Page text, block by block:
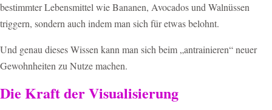
bestimmter Lebensmittel wie Bananen, Avocados und Walnüssen
triggern, sondern auch indem man sich für etwas belohnt.
Und genau dieses Wissen kann man sich beim „antrainieren“ neuer
Gewohnheiten zu Nutze machen.
Die Kraft der Visualisierung